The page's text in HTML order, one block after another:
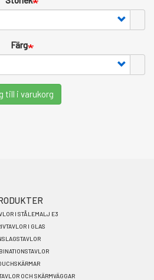
Färg
till i varukorg
I STÅLEMALJ E3
I GLAS
OCH SKÄRMVÄGGAR